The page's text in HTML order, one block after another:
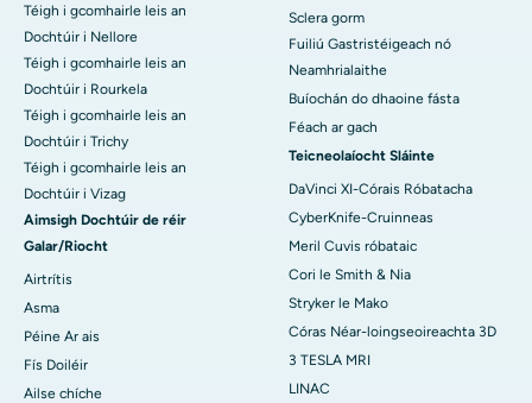
Téigh i gcomhairle leis an
Dochtúir i Nellore
Téigh i gcomhairle leis an
Dochtúir i Rourkela
Téigh i gcomhairle leis an
Dochtúir i Trichy
Téigh i gcomhairle leis an
Dochtúir i Vizag
Aimsigh Dochtúir de réir
Galar/Riocht
Airtrítis
Asma
Péine Ar ais
Fís Doiléir
Ailse chíche
Sclera gorm
Fuiliú Gastristéigeach nó
Neamhrialaithe
Buíochán do dhaoine fásta
Féach ar gach
Teicneolaíocht Sláinte
DaVinci XI-Córais Róbatacha
CyberKnife-Cruinneas
Meril Cuvis róbataic
Cori le Smith & Nia
Stryker le Mako
Córas Néar-loingseoireachta 3D
3 TESLA MRI
LINAC